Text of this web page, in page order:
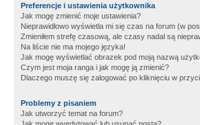
Preferencje i ustawienia użytkownika
Jak mogę zmienić moje ustawienia?
Nieprawidłowo wyświetla mi się czas na forum (w
Zmieniłem strefę czasową, ale czasy nadal są
Na liście nie ma mojego języka!
Jak mogę wyświetlać obrazek pod moją nazwą
Czym jest moja ranga i jak mogę ją zmienić?
Dlaczego muszę się zalogować po kliknięciu w
Problemy z pisaniem
Jak utworzyć temat na forum?